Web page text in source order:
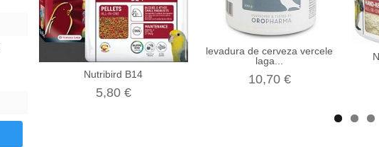
Nutribird B14
5,80 €
levadura de cerveza vercele
laga...
10,70 €